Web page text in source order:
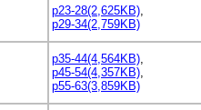
p23-28(2,625KB),
p29-34(2,759KB)
p35-44(4,564KB),
p45-54(4,357KB),
p55-63(3,859KB)